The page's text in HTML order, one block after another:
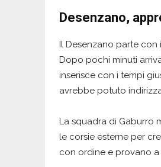
Desenzano,
Il Desenzano parte con
Dopo pochi minuti
inserisce con i tempi
avrebbe potuto
La squadra di Gaburro
le corsie esterne per
con ordine e provano